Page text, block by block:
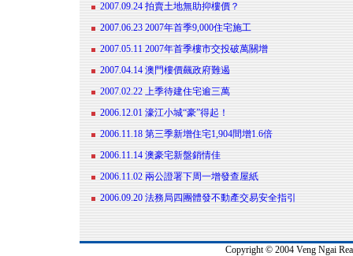
2007.09.24 拍賣土地無助抑樓價？
2007.06.23 2007年首季9,000住宅施工
2007.05.11 2007年首季樓市交投破萬關增
2007.04.14 澳門樓價飆政府難遏
2007.02.22 上季待建住宅逾三萬
2006.12.01 濠江小城“豪”得起！
2006.11.18 第三季新增住宅1,904間增1.6倍
2006.11.14 澳豪宅新盤銷情佳
2006.11.02 兩公證署下周一增發查屋紙
2006.09.20 法務局四團體發不動產交易安全指引
Copyright © 2004 Veng Ngai